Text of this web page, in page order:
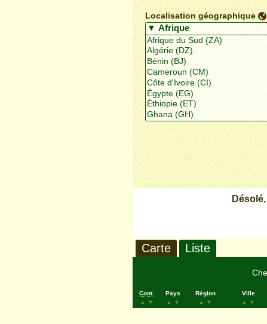
Localisation géographique
Carte Liste
Cont.
▲
▼
Pays
▲
▼
Région
▲
▼
Ville
▲
▼